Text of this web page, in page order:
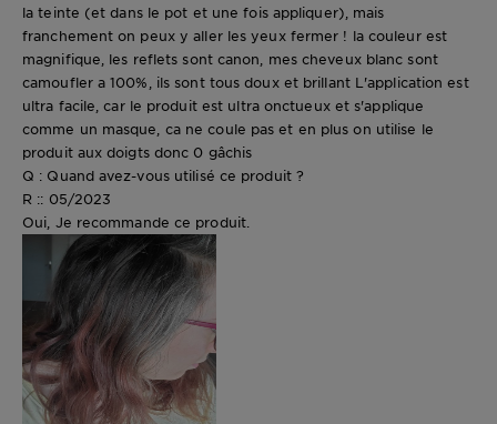
la teinte (et dans le pot et une fois appliquer), mais
franchement on peux y aller les yeux fermer ! la couleur est
magnifique, les reflets sont canon, mes cheveux blanc sont
camoufler a 100%, ils sont tous doux et brillant L'application est
ultra facile, car le produit est ultra onctueux et s'applique
comme un masque, ca ne coule pas et en plus on utilise le
produit aux doigts donc 0 gâchis
Q : Quand avez-vous utilisé ce produit ?
R :: 05/2023
Oui, Je recommande ce produit.